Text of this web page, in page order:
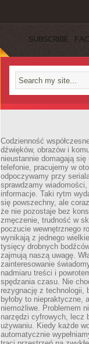
SUBSCRIBE
Codzienność
dźwięków, obrazów i
nieustannie domagają
telefonie, pracujemy w
odpoczywamy przy
sprawdzamy
informacje. Taki rytm
się powszechny, ale
że nie pozostaje bez
zmęczenie, trudność w
poczucie wewnętrznego
wynikają z jednego
tysięcy drobnych
zajmują naszą uwagę.
zainteresowanie
nadmiaru treści i
spędzania czasu. Nie
rezygnację z technologii,
byłoby to niepraktyczne,
niemożliwe. Problemem
narzędzi cyfrowych, lecz
używaniu. Kiedy każde
automatycznie